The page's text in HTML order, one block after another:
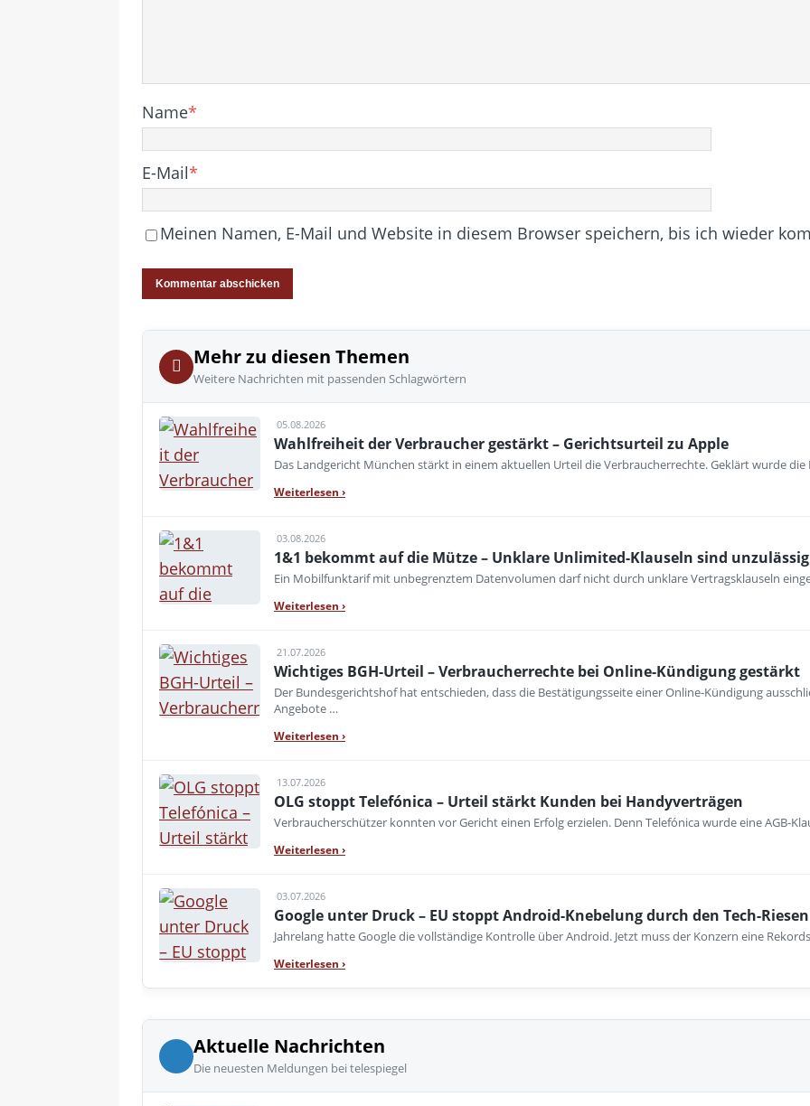
Name*
E-Mail*
Meinen Namen, E-Mail und Website in diesem Browser speichern, bis ich wieder
Mehr zu diesen Themen
Weitere Nachrichten mit passenden Schlagwörtern
05.08.2026
Wahlfreiheit der Verbraucher gestärkt – Gerichtsurteil zu Apple
Das Landgericht München stärkt in einem aktuellen Urteil die Verbraucherrechte. Geklärt wurde die
Weiterlesen ›
03.08.2026
1&1 bekommt auf die Mütze – Unklare Unlimited-Klauseln sind unzulässig
Ein Mobilfunktarif mit unbegrenztem Datenvolumen darf nicht durch unklare Vertragsklauseln
Weiterlesen ›
21.07.2026
Wichtiges BGH-Urteil – Verbraucherrechte bei Online-Kündigung gestärkt
Der Bundesgerichtshof hat entschieden, dass die Bestätigungsseite einer Online-Kündigung
Angebote …
Weiterlesen ›
13.07.2026
OLG stoppt Telefónica – Urteil stärkt Kunden bei Handyverträgen
Verbraucherschützer konnten vor Gericht einen Erfolg erzielen. Denn Telefónica wurde eine AGB-
Weiterlesen ›
03.07.2026
Google unter Druck – EU stoppt Android-Knebelung durch den Tech-Riesen
Jahrelang hatte Google die vollständige Kontrolle über Android. Jetzt muss der Konzern eine
Weiterlesen ›
Aktuelle Nachrichten
Die neuesten Meldungen bei telespiegel